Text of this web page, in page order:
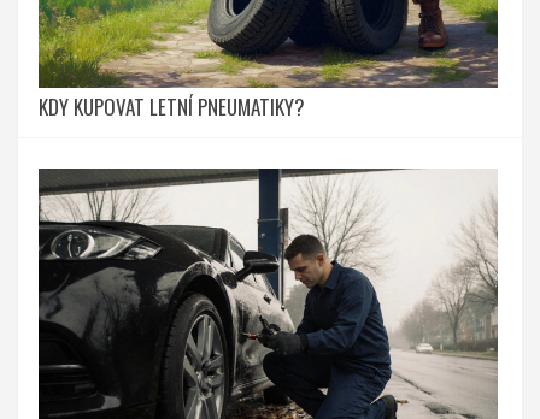
KDY KUPOVAT LETNÍ PNEUMATIKY?